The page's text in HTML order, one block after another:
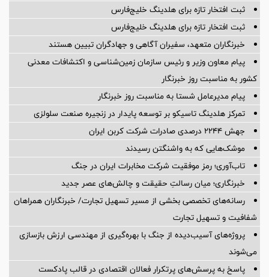
ثبت افتخار تازه برای هلدینگ خلیج‌فارس
ثبت افتخار تازه برای هلدینگ خلیج‌فارس
خبرنگاران متعهد، سفیران آگاهی و جهادگران تبیین هستند
پیام معاون وزیر و رئیس سازمان زمین‌شناسی و اکتشافات معدنی
کشور به مناسبت روز خبرنگار
پیام مدیرعامل شستا به مناسبت روز خبرنگار
تمرکز هلدینگ تاسیکو بر توسعه پایدار در زنجیره صنعت سلولزی
جهش ۲۲۴۴ درصدی صادرات شرکت کربن ایران
موشک‌هایی که به واشنگتن رسیدند
تاب‌آوری؛ رمز موفقیت شرکت مخابرات ایران در جنگ
خبرنگاری؛ میان رسالتِ حقیقت و چالش‌های عصر جدید
رسانه‌های تخصصی بخشی از مسیر تسهیل تجارت/ خبرنگاران همراهان
شفافیت و تسهیل تجارت
پروژه‌های آسیب‌دیده از جنگ با بهره‌گیری از مهندسی ارزش بازسازی
می‌شوند
پاسخ به پرسش‌های پرتکرار فعالان اقتصادی در قالب پادکست